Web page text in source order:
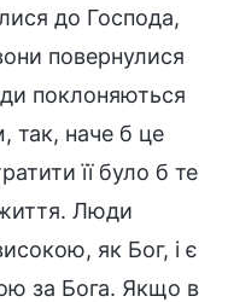
до Господа,
повернулися
поклоняються
так, наче б це
її було б те
Люди
як Бог, і є
за Бога. Якщо в